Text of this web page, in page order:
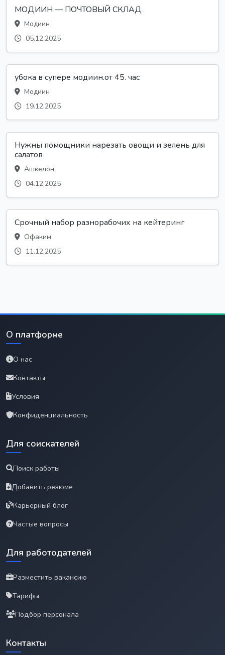
МОДИИН — ПОЧТОВЫЙ СКЛАД
Модиин
05.12.2025
убока в супере модиин.от 45. час
Модиин
19.12.2025
Нужны помощники нарезать овощи и зелень для
салатов
Ашкелон
04.12.2025
Срочный набор разнорабочих на кейтеринг
Офаким
11.12.2025
О платформе
О нас
Контакты
Условия
Конфиденциальность
Для соискателей
Поиск работы
Добавить резюме
Карьерный блог
Частые вопросы
Для работодателей
Разместить вакансию
Тарифы
Подбор персонала
Контакты